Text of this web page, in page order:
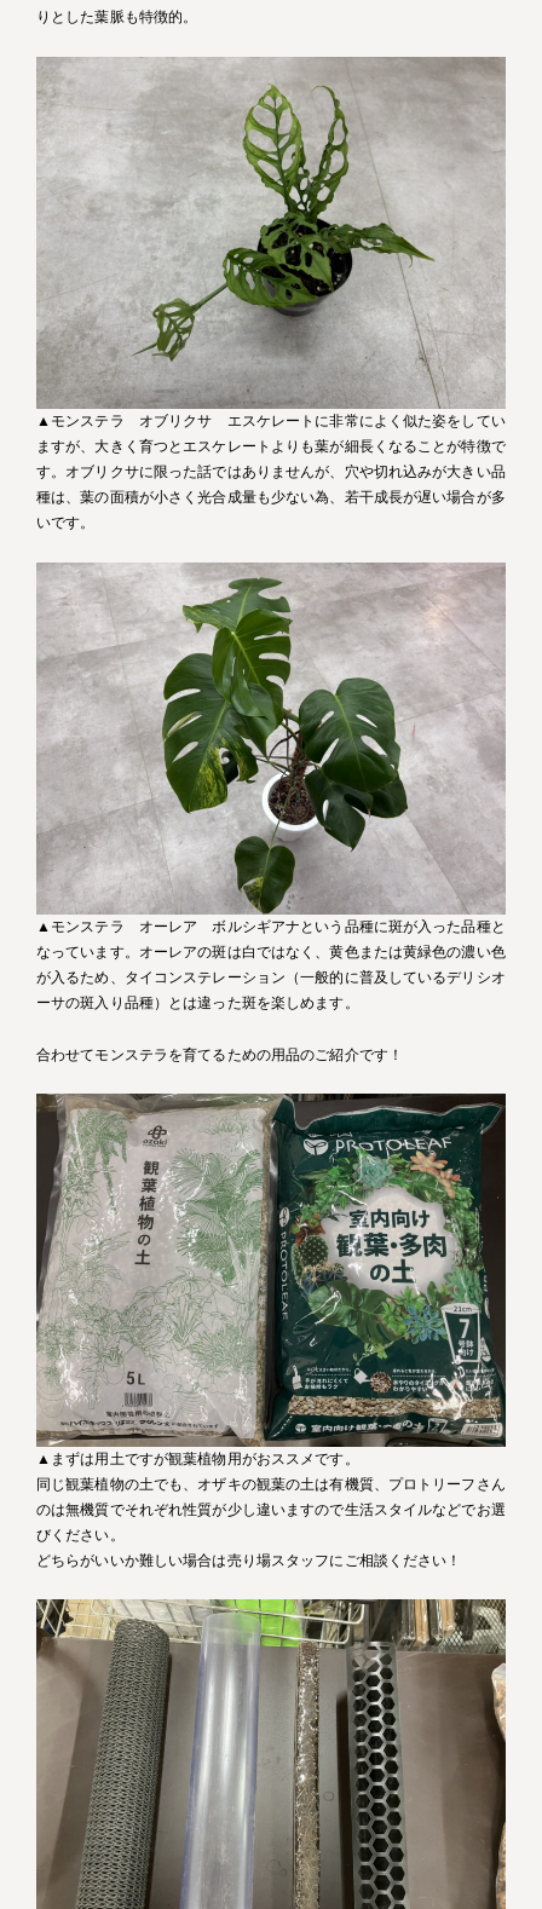
りとした葉脈も特徴的。
▲モンステラ オブリクサ エスケレートに非常によく似た姿をしてい
ますが、大きく育つとエスケレートよりも葉が細長くなることが特徴で
す。オブリクサに限った話ではありませんが、穴や切れ込みが大きい品
種は、葉の面積が小さく光合成量も少ない為、若干成長が遅い場合が多
いです。
▲モンステラ オーレア ボルシギアナという品種に斑が入った品種と
なっています。オーレアの斑は白ではなく、黄色または黄緑色の濃い色
が入るため、タイコンステレーション（一般的に普及しているデリシオ
ーサの斑入り品種）とは違った斑を楽しめます。
合わせてモンステラを育てるための用品のご紹介です！
▲まずは用土ですが観葉植物用がおススメです。
同じ観葉植物の土でも、オザキの観葉の土は有機質、プロトリーフさん
のは無機質でそれぞれ性質が少し違いますので生活スタイルなどでお選
びください。
どちらがいいか難しい場合は売り場スタッフにご相談ください！